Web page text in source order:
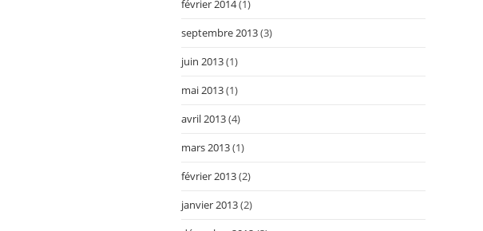
février 2014(1)
septembre 2013(3)
juin 2013(1)
mai 2013(1)
avril 2013(4)
mars 2013(1)
février 2013(2)
janvier 2013(2)